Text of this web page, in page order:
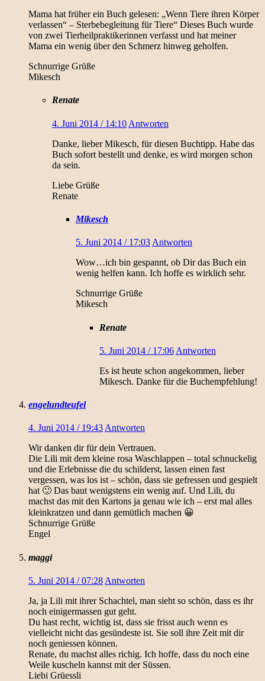
Mama hat früher ein Buch gelesen: „Wenn Tiere ihren Körper
verlassen“ – Sterbebegleitung für Tiere“ Dieses Buch wurde
von zwei Tierheilpraktikerinnen verfasst und hat meiner
Mama ein wenig über den Schmerz hinweg geholfen.
Schnurrige Grüße
Mikesch
Renate
4. Juni 2014 / 14:10 Antworten
Danke, lieber Mikesch, für diesen Buchtipp. Habe das
Buch sofort bestellt und denke, es wird morgen schon
da sein.
Liebe Grüße
Renate
Mikesch
5. Juni 2014 / 17:03 Antworten
Wow…ich bin gespannt, ob Dir das Buch ein
wenig helfen kann. Ich hoffe es wirklich sehr.
Schnurrige Grüße
Mikesch
Renate
5. Juni 2014 / 17:06 Antworten
Es ist heute schon angekommen, lieber
Mikesch. Danke für die Buchempfehlung!
engelundteufel
4. Juni 2014 / 19:43 Antworten
Wir danken dir für dein Vertrauen.
Die Lili mit dem kleine rosa Waschlappen – total schnuckelig
und die Erlebnisse die du schilderst, lassen einen fast
vergessen, was los ist – schön, dass sie gefressen und gespielt
hat 🙂 Das baut wenigstens ein wenig auf. Und Lili, du
machst das mit den Kartons ja genau wie ich – erst mal alles
kleinkratzen und dann gemütlich machen 😀
Schnurrige Grüße
Engel
maggi
5. Juni 2014 / 07:28 Antworten
Ja, ja Lili mit ihrer Schachtel, man sieht so schön, dass es ihr
noch einigermassen gut geht.
Du hast recht, wichtig ist, dass sie frisst auch wenn es
vielleicht nicht das gesündeste ist. Sie soll ihre Zeit mit dir
noch geniessen können.
Renate, du machst alles richig. Ich hoffe, dass du noch eine
Weile kuscheln kannst mit der Süssen.
Liebi Grüessli